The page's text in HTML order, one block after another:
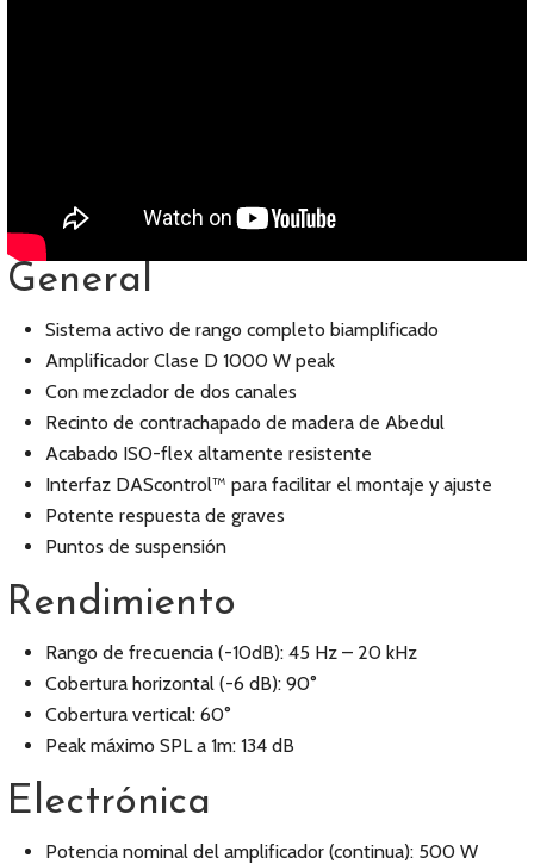
General
Sistema activo de rango completo biamplificado
Amplificador Clase D 1000 W peak
Con mezclador de dos canales
Recinto de contrachapado de madera de Abedul
Acabado ISO-flex altamente resistente
Interfaz DAScontrol™ para facilitar el montaje y ajuste
Potente respuesta de graves
Puntos de suspensión
Rendimiento
Rango de frecuencia (-10dB): 45 Hz – 20 kHz
Cobertura horizontal (-6 dB): 90°
Cobertura vertical: 60°
Peak máximo SPL a 1m: 134 dB
Electrónica
Potencia nominal del amplificador (continua): 500 W